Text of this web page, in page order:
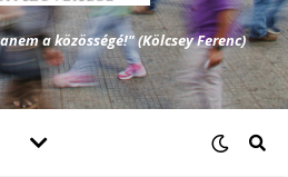
a közösségé!" (Kölcsey Ferenc)